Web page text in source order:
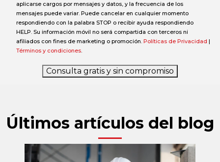
aplicarse cargos por mensajes y datos, y la frecuencia de los
mensajes puede variar. Puede cancelar en cualquier momento
respondiendo con la palabra STOP o recibir ayuda respondiendo
HELP. Su información móvil no será compartida con terceros ni
afiliados con fines de marketing o promoción. Políticas de Privacidad |
Términos y condiciones.
Consulta gratis y sin compromiso
Últimos artículos del blog